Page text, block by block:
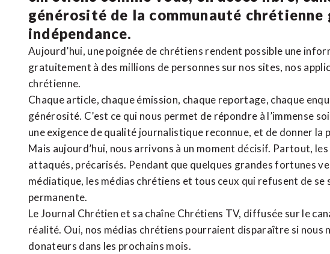
générosité de la communauté chrétienne
indépendance.
Aujourd’hui, une poignée de chrétiens rendent possible une
gratuitement à des millions de personnes sur nos sites, nos
chrétienne.
Chaque article, chaque émission, chaque reportage, chaque
générosité. C’est ce qui nous permet de répondre à l’immense
une exigence de qualité journalistique reconnue, et de donner la
Mais aujourd’hui, nous arrivons à un moment décisif. Partout,
attaqués, précarisés. Pendant que quelques grandes fortunes
médiatique, les médias chrétiens et tous ceux qui refusent de
permanente.
Le Journal Chrétien et sa chaîne Chrétiens TV, diffusée sur le
réalité. Oui, nos médias chrétiens pourraient disparaître si nous
donateurs dans les prochains mois.